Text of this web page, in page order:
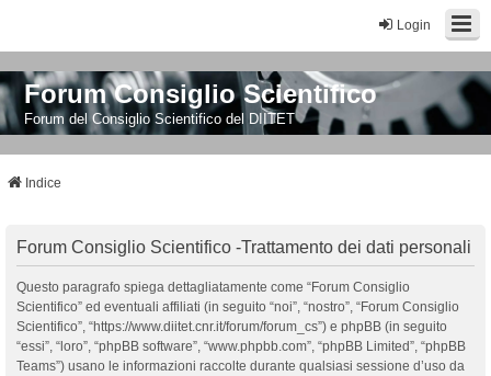
Login
Forum Consiglio Scientifico
Forum del Consiglio Scientifico del DIITET
Indice
Forum Consiglio Scientifico -Trattamento dei dati personali
Questo paragrafo spiega dettagliatamente come “Forum Consiglio
Scientifico” ed eventuali affiliati (in seguito “noi”, “nostro”, “Forum Consiglio
Scientifico”, “https://www.diitet.cnr.it/forum/forum_cs”) e phpBB (in seguito
“essi”, “loro”, “phpBB software”, “www.phpbb.com”, “phpBB Limited”, “phpBB
Teams”) usano le informazioni raccolte durante qualsiasi sessione d’uso da